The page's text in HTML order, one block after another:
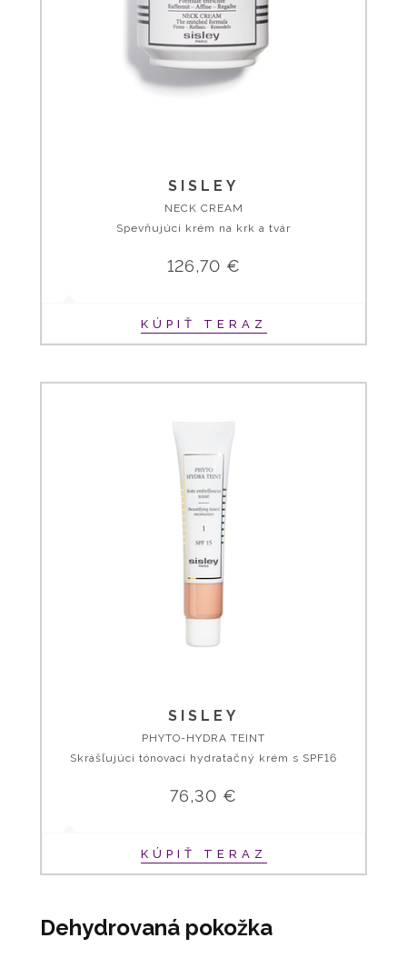
SISLEY
NECK CREAM
Spevňujúci krém na krk a tvár
126,70 €
KÚPIŤ TERAZ
SISLEY
PHYTO-HYDRA TEINT
Skrášľujúci tónovací hydratačný krém s SPF16
76,30 €
KÚPIŤ TERAZ
Dehydrovaná pokožka